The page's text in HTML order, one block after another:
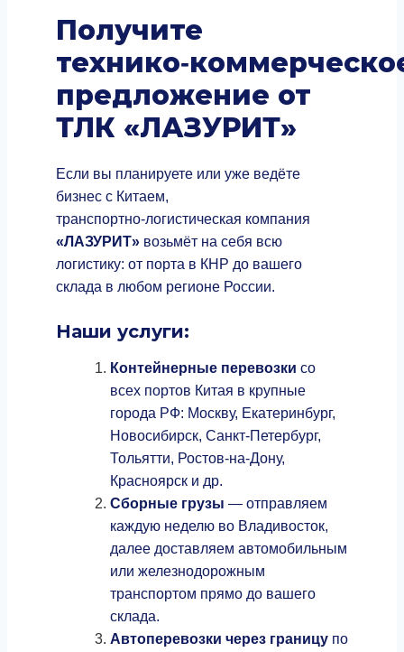
Получите
предложение от
ТЛК «ЛАЗУРИТ»
Если вы планируете или уже ведёте
бизнес с Китаем,
транспортно‑логистическая компания
«ЛАЗУРИТ» возьмёт на себя всю
логистику: от порта в КНР до вашего
склада в любом регионе России.
Наши услуги:
Контейнерные перевозки со
всех портов Китая в крупные
города РФ: Москву, Екатеринбург,
Новосибирск, Санкт‑Петербург,
Тольятти, Ростов‑на‑Дону,
Красноярск и др.
Сборные грузы — отправляем
каждую неделю во Владивосток,
далее доставляем автомобильным
или железнодорожным
транспортом прямо до вашего
склада.
Автоперевозки через границу по